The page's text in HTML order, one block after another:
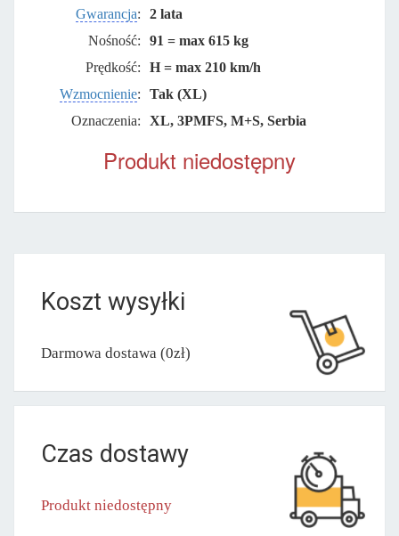
Gwarancja:
2 lata
Nośność:
91 = max 615 kg
Prędkość:
H = max 210 km/h
Wzmocnienie:
Tak (XL)
Oznaczenia:
XL, 3PMFS, M+S, Serbia
Produkt niedostępny
Koszt wysyłki
Darmowa dostawa (0zł)
Czas dostawy
Produkt niedostępny